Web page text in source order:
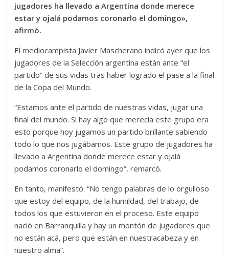
jugadores ha llevado a Argentina donde merece
estar y ojalá podamos coronarlo el domingo»,
afirmó.
El mediocampista Javier Mascherano indicó ayer que los
jugadores de la Selección argentina están ante “el
partido” de sus vidas tras haber logrado el pase a la final
de la Copa del Mundo.
“Estamos ante el partido de nuestras vidas, jugar una
final del mundo. Si hay algo que merecía este grupo era
esto porque hoy jugamos un partido brillante sabiendo
todo lo que nos jugábamos. Este grupo de jugadores ha
llevado a Argentina donde merece estar y ojalá
podamos coronarlo el domingo”, remarcó.
En tanto, manifestó: “No tengo palabras de lo orgulloso
que estoy del equipo, de la humildad, del trabajo, de
todos los que estuvieron en el proceso. Este equipo
nació en Barranquilla y hay un montón de jugadores que
no están acá, pero que están en nuestracabeza y en
nuestro alma”.